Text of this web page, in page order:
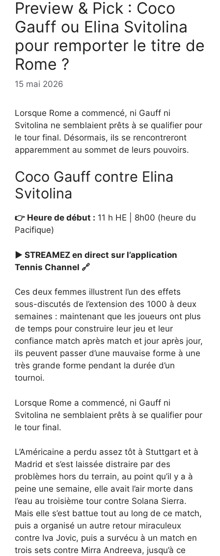
Preview & Pick : Coco
Gauff ou Elina Svitolina
pour remporter le titre de
Rome ?
15 mai 2026
Lorsque Rome a commencé, ni Gauff ni
Svitolina ne semblaient prêts à se qualifier pour
le tour final. Désormais, ils se rencontreront
apparemment au sommet de leurs pouvoirs.
Coco Gauff contre Elina
Svitolina
👉 Heure de début : 11 h HE | 8h00 (heure du
Pacifique)
▶️ STREAMEZ en direct sur l’application
Tennis Channel 🔗
Ces deux femmes illustrent l’un des effets
sous-discutés de l’extension des 1000 à deux
semaines : maintenant que les joueurs ont plus
de temps pour construire leur jeu et leur
confiance match après match et jour après jour,
ils peuvent passer d’une mauvaise forme à une
très grande forme pendant la durée d’un
tournoi.
Lorsque Rome a commencé, ni Gauff ni
Svitolina ne semblaient prêts à se qualifier pour
le tour final.
L’Américaine a perdu assez tôt à Stuttgart et à
Madrid et s’est laissée distraire par des
problèmes hors du terrain, au point qu’il y a à
peine une semaine, elle avait l’air morte dans
l’eau au troisième tour contre Solana Sierra.
Mais elle s’est battue tout au long de ce match,
puis a organisé un autre retour miraculeux
contre Iva Jovic, puis a survécu à un match en
trois sets contre Mirra Andreeva, jusqu’à ce